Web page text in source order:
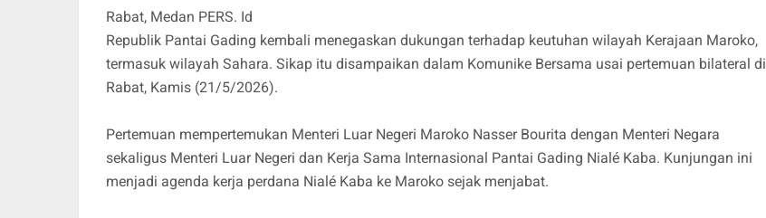
Rabat, Medan PERS. Id
Republik Pantai Gading kembali menegaskan dukungan terhadap keutuhan wilayah Kerajaan Maroko,
termasuk wilayah Sahara. Sikap itu disampaikan dalam Komunike Bersama usai pertemuan bilateral di
Rabat, Kamis (21/5/2026).
Pertemuan mempertemukan Menteri Luar Negeri Maroko Nasser Bourita dengan Menteri Negara
sekaligus Menteri Luar Negeri dan Kerja Sama Internasional Pantai Gading Nialé Kaba. Kunjungan ini
menjadi agenda kerja perdana Nialé Kaba ke Maroko sejak menjabat.